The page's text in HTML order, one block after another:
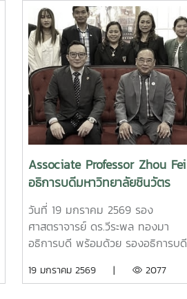
อธิการบดี พร้อมผู้บริหารจาก
Chaoyang University of
Technology ไต้หวัน ในโอกาสเยือน
มหาวิทยาลัยแม่โจ้เพื่อหารือความ
ก้าวหน้าในการจัดตั้งฐานปฏิบัติการ
International Talent Circulation
Base (INTECT Base) ณ
มหาวิทยาลัยแม่โจ้ จังหวัดเชียงใหม่
โอกาสนี้ ได้เยี่ยมชมห้องสำนักงาน
อาคารช่วงเกษตรศิลป์ เพื่อใช้เป็น
สำนักงาน INTECT Base
มหาวิทยาลัยแม่โจ้ พร้อมกับดูสถานที่
ศูนย์กีฬาทศมินทรบพิตร เพื่อใช้ในการ
จัดนิทรรศการการศึกษา
Associate Professor Zhou Fei
อธิการบดีมหาวิทยาลัยชินวัตร
พร้อมคณะผู้บริหาร เยือน
มหาวิทยาลัยแม่โจ้
วันที่ 19 มกราคม 2569 รอง
ศาสตราจารย์ ดร.วีระพล ทองมา
อธิการบดี พร้อมด้วย รองอธิการบดี
บริหารศาสตร์ และรองคณบดีวิทยาลัย
19 มกราคม 2569 | 2077